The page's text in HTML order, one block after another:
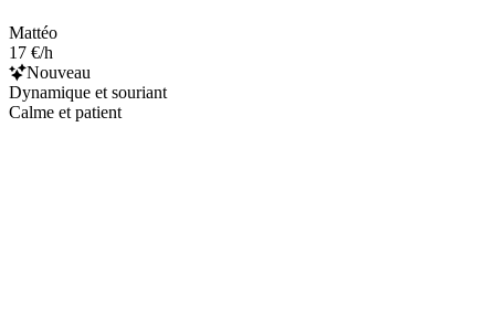
Mattéo
17 €/h
Nouveau
Dynamique et souriant
Calme et patient